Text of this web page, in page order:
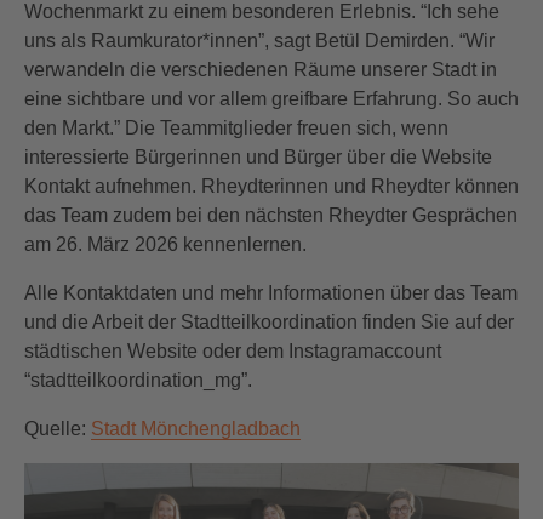
Wochenmarkt zu einem besonderen Erlebnis. “Ich sehe
uns als Raumkurator*innen”, sagt Betül Demirden. “Wir
verwandeln die verschiedenen Räume unserer Stadt in
eine sichtbare und vor allem greifbare Erfahrung. So auch
den Markt.” Die Teammitglieder freuen sich, wenn
interessierte Bürgerinnen und Bürger über die Website
Kontakt aufnehmen. Rheydterinnen und Rheydter können
das Team zudem bei den nächsten Rheydter Gesprächen
am 26. März 2026 kennenlernen.
Alle Kontaktdaten und mehr Informationen über das Team
und die Arbeit der Stadtteilkoordination finden Sie auf der
städtischen Website oder dem Instagramaccount
“stadtteilkoordination_mg”.
Quelle: Stadt Mönchengladbach